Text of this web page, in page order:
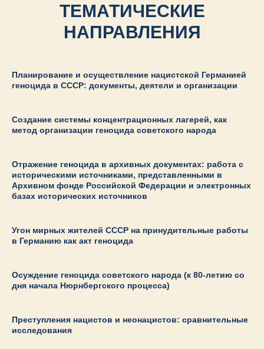
ТЕМАТИЧЕСКИЕ
НАПРАВЛЕНИЯ
Планирование и осуществление нацистской Германией
геноцида в СССР: документы, деятели и организации
Создание системы концентрационных лагерей, как
метод организации геноцида советского народа
Отражение геноцида в архивных документах: работа с
историческими источниками, представленными в
Архивном фонде Российской Федерации и электронных
базах исторических источников
Угон мирных жителей СССР на принудительные работы
в Германию как акт геноцида
Осуждение геноцида советского народа (к 80-летию со
дня начала Нюрнбергского процесса)
Преступления нацистов и неонацистов: сравнительные
исследования